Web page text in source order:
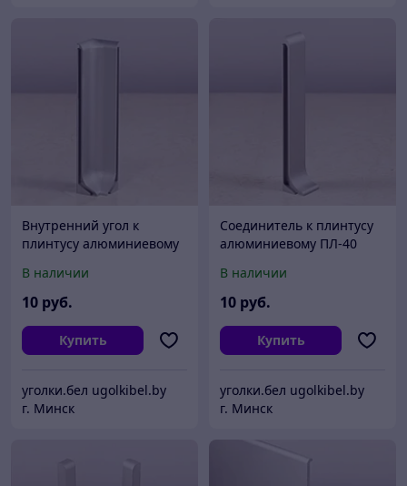
Внутренний угол к
плинтусу алюминиевому
В наличии
10 руб.
Купить
уголки.бел ugolkibel.by
г. Минск
Соединитель к плинтусу
алюминиевому ПЛ-40
В наличии
10 руб.
Купить
уголки.бел ugolkibel.by
г. Минск